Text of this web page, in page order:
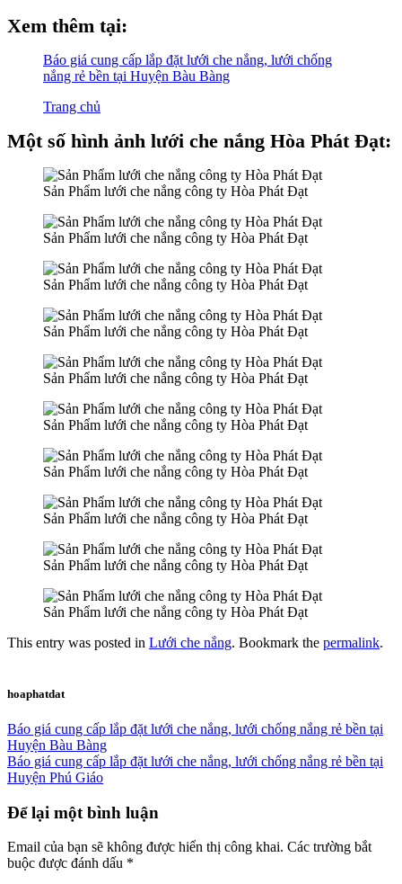
Xem thêm tại:
Báo giá cung cấp lắp đặt lưới che nắng, lưới chống
nắng rẻ bền tại Huyện Bàu Bàng
Trang chủ
Một số hình ảnh lưới che nắng Hòa Phát Đạt:
Sản Phẩm lưới che nắng công ty Hòa Phát Đạt
Sản Phẩm lưới che nắng công ty Hòa Phát Đạt
Sản Phẩm lưới che nắng công ty Hòa Phát Đạt
Sản Phẩm lưới che nắng công ty Hòa Phát Đạt
Sản Phẩm lưới che nắng công ty Hòa Phát Đạt
Sản Phẩm lưới che nắng công ty Hòa Phát Đạt
Sản Phẩm lưới che nắng công ty Hòa Phát Đạt
Sản Phẩm lưới che nắng công ty Hòa Phát Đạt
Sản Phẩm lưới che nắng công ty Hòa Phát Đạt
Sản Phẩm lưới che nắng công ty Hòa Phát Đạt
This entry was posted in Lưới che nắng. Bookmark the permalink.
hoaphatdat
Báo giá cung cấp lắp đặt lưới che nắng, lưới chống nắng rẻ bền tại
Huyện Bàu Bàng
Báo giá cung cấp lắp đặt lưới che nắng, lưới chống nắng rẻ bền tại
Huyện Phú Giáo
Để lại một bình luận
Email của bạn sẽ không được hiển thị công khai. Các trường bắt
buộc được đánh dấu *